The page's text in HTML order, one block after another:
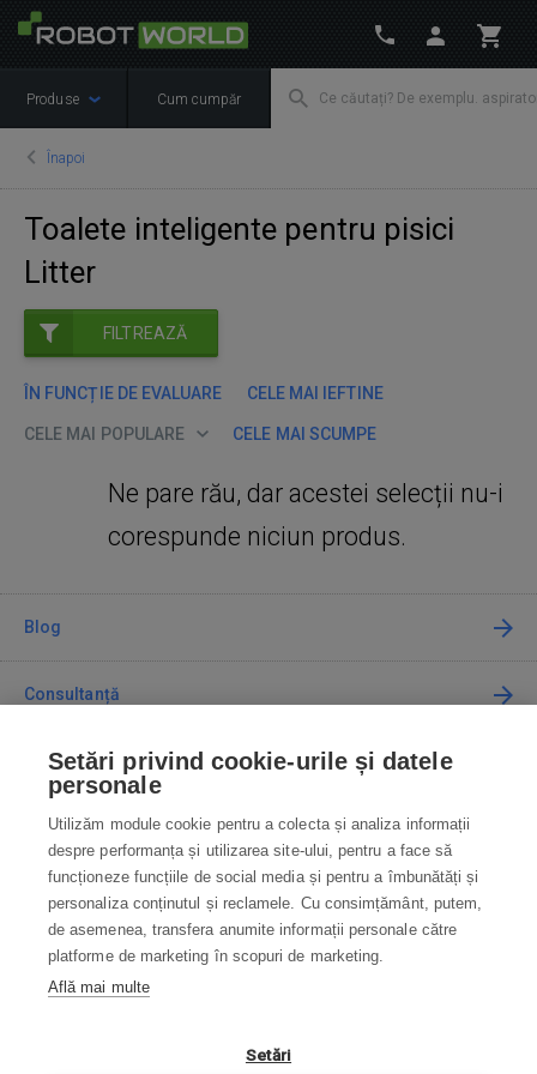
Produse Cum cumpăr
Înapoi
Toalete inteligente pentru pisici
Litter
FILTREAZĂ
ÎN FUNCȚIE DE EVALUARE CELE MAI IEFTINE
CELE MAI POPULARE CELE MAI SCUMPE
Ne pare rău, dar acestei selecții nu-i
corespunde niciun produs.
Blog
Consultanță
Cum cumpăr
Contact
Contactați-ne
info@robotworld.ro
031 22 97 010
Setări privind cookie-urile și datele
personale
Utilizăm module cookie pentru a colecta și analiza informații
despre performanța și utilizarea site-ului, pentru a face să
funcționeze funcțiile de social media și pentru a îmbunătăți și
personaliza conținutul și reclamele. Cu consimțământ, putem,
de asemenea, transfera anumite informații personale către
platforme de marketing în scopuri de marketing.
Află mai multe
Setări